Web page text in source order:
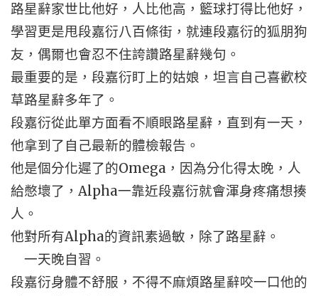
路星辭家世比他好，人比他高，籃球打得比他好，
學習更是甩段嘉衍八百條街，就連段嘉衍的狐朋狗
友，偶爾也會忍不住誇讚路星辭幾句。
最重要的是，段嘉衍盯上的姑娘，坦言自己喜歡校
草路星辭多年了。
段嘉衍從此單方面看不順眼路星辭，直到有一天，
他拿到了自己最新的體檢報告。
他是個分化遲了的Omega，因為分化得太晚，人
給憋壞了，Alpha一靠近段嘉衍就會渾身疼痛想揍
人。
他對所有Alpha的資訊素過敏，除了路星辭。
一天晚自習。
段嘉衍身體不舒服，不得不麻煩路星辭咬一口他的